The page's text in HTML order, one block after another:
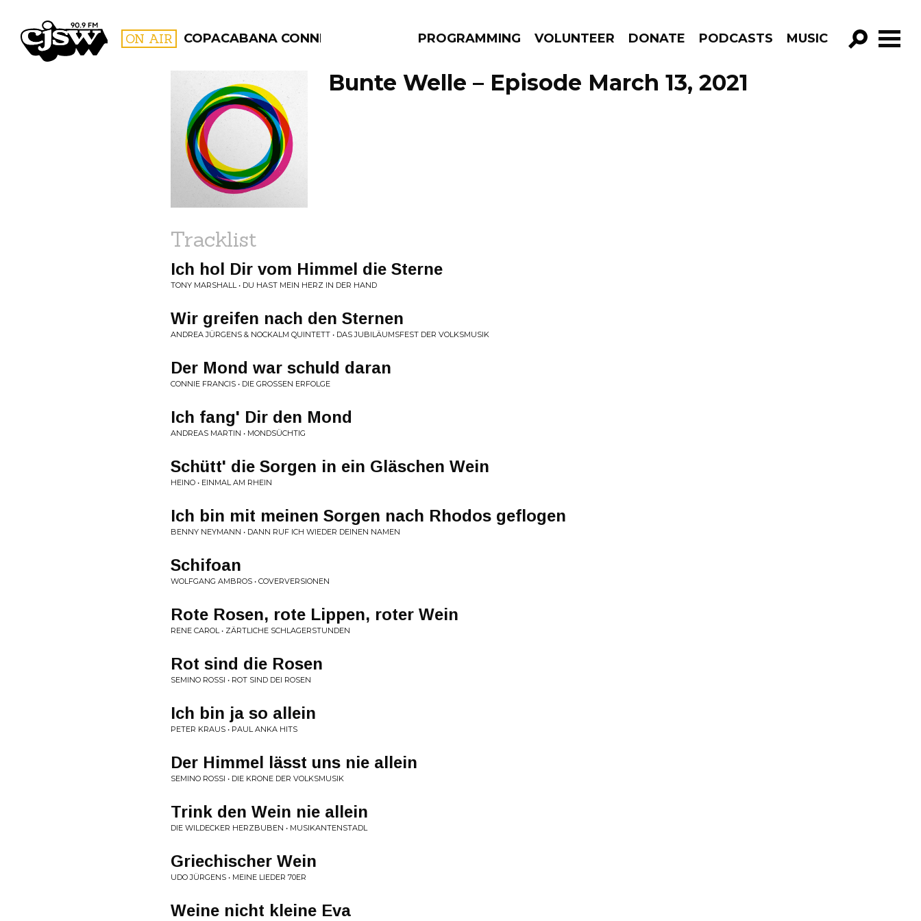
CJSW ON AIR COPACABANA CONNECTION PROGRAMMING VOLUNTEER DONATE PODCASTS MUSIC
GO!
FILTER BY:
PROGRAMS
Bunte Welle – Episode March 13, 2021
Tracklist
Ich hol Dir vom Himmel die Sterne
TONY MARSHALL • DU HAST MEIN HERZ IN DER HAND
Wir greifen nach den Sternen
ANDREA JÜRGENS & NOCKALM QUINTETT • DAS JUBILÄUMSFEST DER VOLKSMUSIK
Der Mond war schuld daran
CONNIE FRANCIS • DIE GROSSEN ERFOLGE
Ich fang' Dir den Mond
ANDREAS MARTIN • MONDSÜCHTIG
Schütt' die Sorgen in ein Gläschen Wein
HEINO • EINMAL AM RHEIN
Ich bin mit meinen Sorgen nach Rhodos geflogen
BENNY NEYMANN • DANN RUF ICH WIEDER DEINEN NAMEN
Schifoan
WOLFGANG AMBROS • COVERVERSIONEN
Rote Rosen, rote Lippen, roter Wein
RENE CAROL • ZÄRTLICHE SCHLAGERSTUNDEN
Rot sind die Rosen
SEMINO ROSSI • ROT SIND DEI ROSEN
Ich bin ja so allein
PETER KRAUS • PAUL ANKA HITS
Der Himmel lässt uns nie allein
SEMINO ROSSI • DIE KRONE DER VOLKSMUSIK
Trink den Wein nie allein
DIE WILDECKER HERZBUBEN • MUSIKANTENSTADL
Griechischer Wein
UDO JÜRGENS • MEINE LIEDER 70ER
Weine nicht kleine Eva